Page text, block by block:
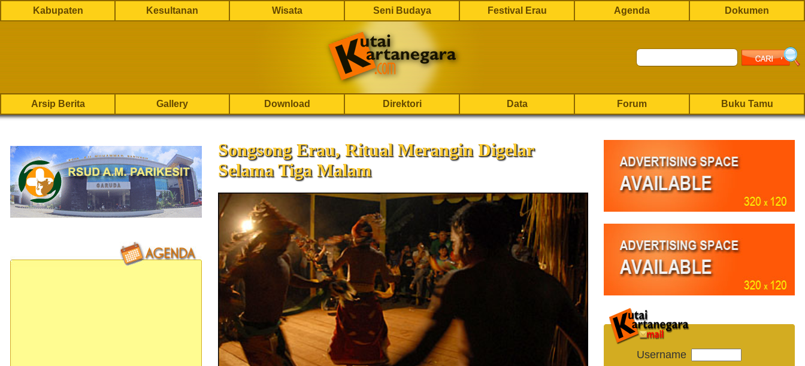
Kabupaten Kesultanan Wisata Seni Budaya Festival Erau Agenda Dokumen
Arsip Berita Gallery Download Direktori Data Forum Buku Tamu
Songsong Erau, Ritual Merangin Digelar
Selama Tiga Malam
Username